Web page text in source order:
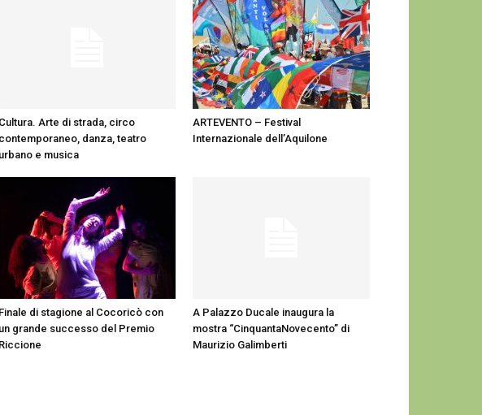
Cultura. Arte di strada, circo
contemporaneo, danza, teatro
urbano e musica
ARTEVENTO – Festival
Internazionale dell’Aquilone
Finale di stagione al Cocoricò con
un grande successo del Premio
Riccione
A Palazzo Ducale inaugura la
mostra “CinquantaNovecento” di
Maurizio Galimberti